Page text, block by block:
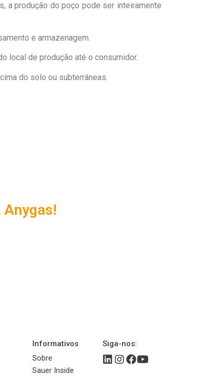
a produção do poço pode ser inteiramente
e armazenagem.
local de produção até o consumidor.
do solo ou subterrâneas.
Informativos
Sobre
Sauer Inside
Siga-nos: